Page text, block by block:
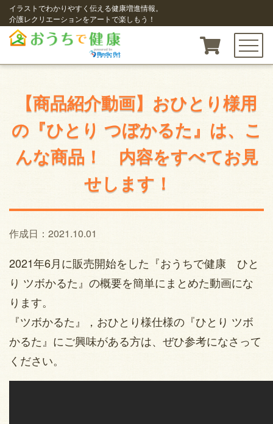
イラストでわかりやすく伝える健康増進情報。
介護レクリエーションをアートで楽しもう！
toggle
【商品紹介動画】おひとり様用
の『ひとり つぼかるた』は、こ
んな商品！ 内容をすべてお見
せします！
作成日：2021.10.01
2021年6月に販売開始をした『おうちで健康 ひと
り ツボかるた』の概要を簡単にまとめた動画にな
ります。
『ツボかるた』，おひとり様仕様の『ひとり ツボ
かるた』にご興味がある方は、ぜひ参考になさって
ください。